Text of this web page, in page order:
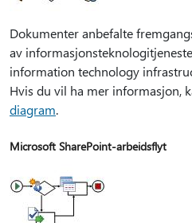
Dokumenter anbefalte
av
information technology
Hvis du vil ha mer informasjon,
diagram.
Microsoft SharePoint-arbeidsflyt